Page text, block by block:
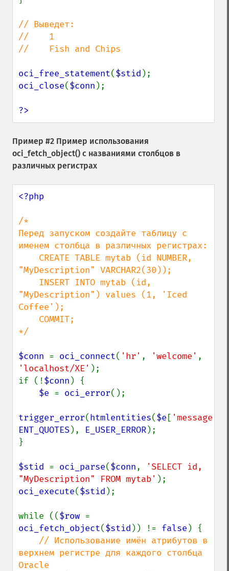
// Выведет:
//    1
//    Fish and Chips
oci_free_statement($stid
oci_close($conn );
?>
Пример #2 Пример использования
oci_fetch_object() с названиями столбцов в
различных регистрах
<?php
/*
Перед запуском создайте таблицу с
именем столбца в различных регистрах:
"MyDescription" VARCHAR2(30));
"MyDescription") values (1, 'Iced
Coffee');
*/
$conn = oci_connect( 'hr' , 'welcome'
'localhost/XE' );
if (!$conn ) {
$e = oci_error();
trigger_error(htmlentities($e [ 'message'
ENT_QUOTES), E_USER_ERROR);
}
$stid = oci_parse($conn,
'SELECT id,
"MyDescription" FROM mytab'
oci_execute($stid );
while (($row
oci_fetch_object($stid )) != false ) {
// Использование имён атрибутов в
верхнем регистре для каждого столбца
Oracle